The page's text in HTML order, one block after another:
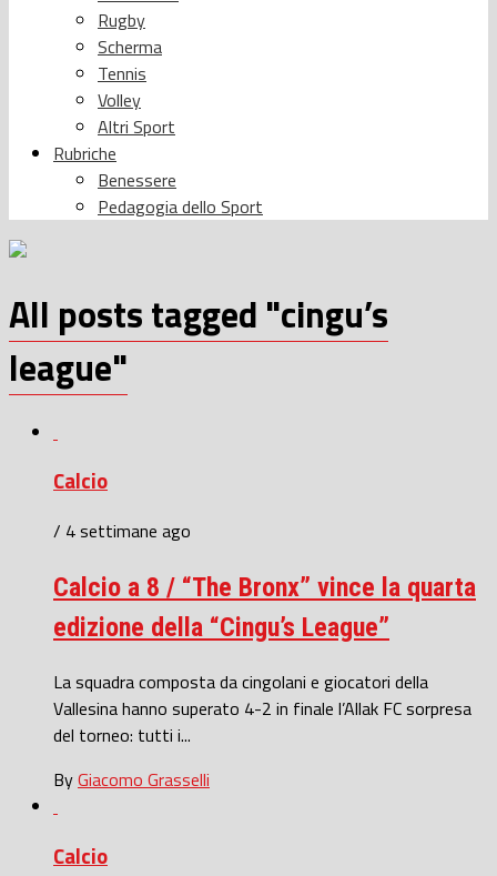
Rugby
Scherma
Tennis
Volley
Altri Sport
Rubriche
Benessere
Pedagogia dello Sport
All posts tagged "cingu’s
league"
Calcio
/ 4 settimane ago
Calcio a 8 / “The Bronx” vince la quarta
edizione della “Cingu’s League”
La squadra composta da cingolani e giocatori della
Vallesina hanno superato 4-2 in finale l’Allak FC sorpresa
del torneo: tutti i...
ByGiacomo Grasselli
Calcio